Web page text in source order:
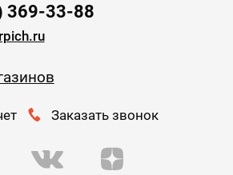
369-33-88
Заказать звонок